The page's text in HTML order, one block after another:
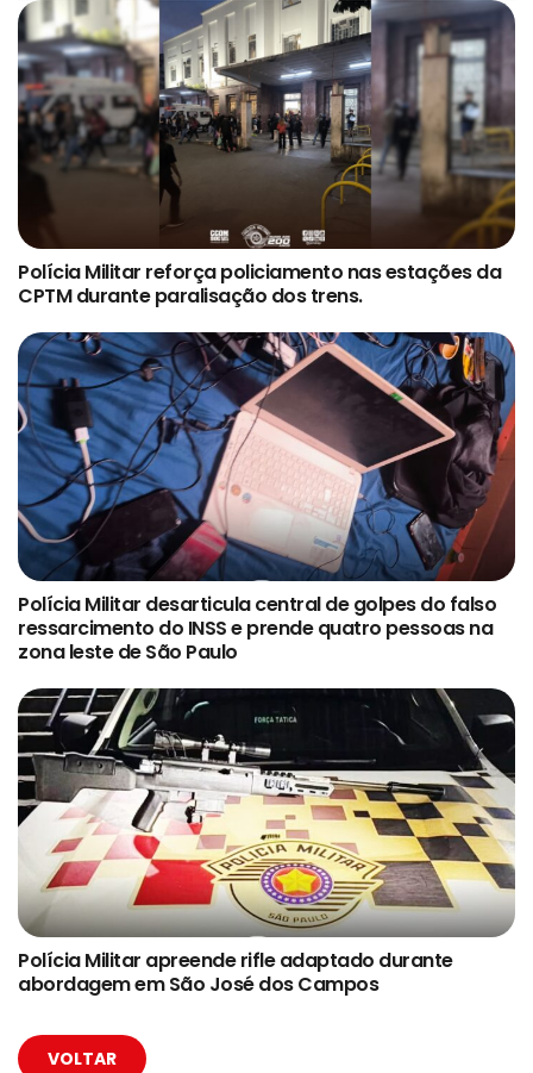
Polícia Militar reforça policiamento nas estações da
CPTM durante paralisação dos trens.
Polícia Militar desarticula central de golpes do falso
ressarcimento do INSS e prende quatro pessoas na
zona leste de São Paulo
Polícia Militar apreende rifle adaptado durante
abordagem em São José dos Campos
VOLTAR